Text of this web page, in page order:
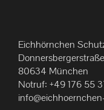
Die
Eichhörnchen
80634 München
Notruf: +49 176 55